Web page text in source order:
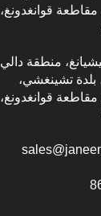
مقاطعة قوانغدونغ،
ليشيانغ، منطقة دالي
بلدة تشينغشي،
مقاطعة قوانغدونغ،